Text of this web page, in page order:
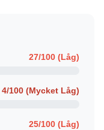
27/100 (Låg)
4/100 (Mycket Låg)
25/100 (Låg)